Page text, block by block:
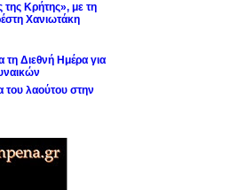
Κρήτης», με τη
Χανιωτάκη
Διεθνή Ημέρα για
του λαούτου στην